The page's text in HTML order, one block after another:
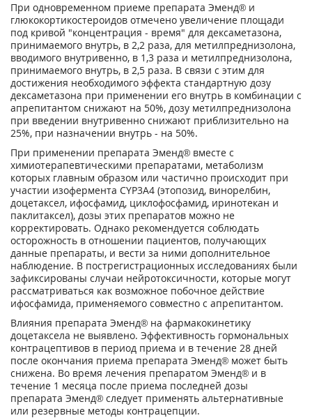
При одновременном приеме препарата Эменд® и
глюкокортикостероидов отмечено увеличение площади
под кривой "концентрация - время" для дексаметазона,
принимаемого внутрь, в 2,2 раза, для метилпреднизолона,
вводимого внутривенно, в 1,3 раза и метилпреднизолона,
принимаемого внутрь, в 2,5 раза. В связи с этим для
достижения необходимого эффекта стандартную дозу
дексаметазона при применении его внутрь в комбинации с
апрепитантом снижают на 50%, дозу метилпреднизолона
при введении внутривенно снижают приблизительно на
25%, при назначении внутрь - на 50%.
При применении препарата Эменд® вместе с
химиотерапевтическими препаратами, метаболизм
которых главным образом или частично происходит при
участии изофермента CYP3A4 (этопозид, винорелбин,
доцетаксел, ифосфамид, циклофосфамид, иринотекан и
паклитаксел), дозы этих препаратов можно не
корректировать. Однако рекомендуется соблюдать
осторожность в отношении пациентов, получающих
данные препараты, и вести за ними дополнительное
наблюдение. В пострегистрационных исследованиях были
зафиксированы случаи нейротоксичности, которые могут
рассматриваться как возможное побочное действие
ифосфамида, применяемого совместно с апрепитантом.
Влияния препарата Эменд® на фармакокинетику
доцетаксела не выявлено. Эффективность гормональных
контрацептивов в период приема и в течение 28 дней
после окончания приема препарата Эменд® может быть
снижена. Во время лечения препаратом Эменд® и в
течение 1 месяца после приема последней дозы
препарата Эменд® следует применять альтернативные
или резервные методы контрацепции.